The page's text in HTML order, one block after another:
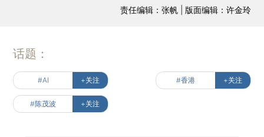
责任编辑：张帆 | 版面编辑：许金玲
话题：
#AI +关注 #香港 +关注
#陈茂波 +关注